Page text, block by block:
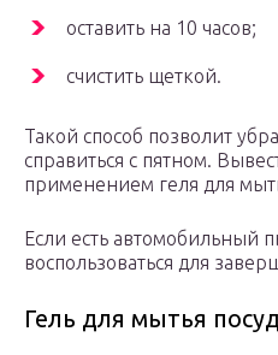
оставить на 10 часов;
счистить щеткой.
Такой способ позволит
справиться с пятном.
применением геля для
Если есть автомобильный
воспользоваться для
Гель для мытья